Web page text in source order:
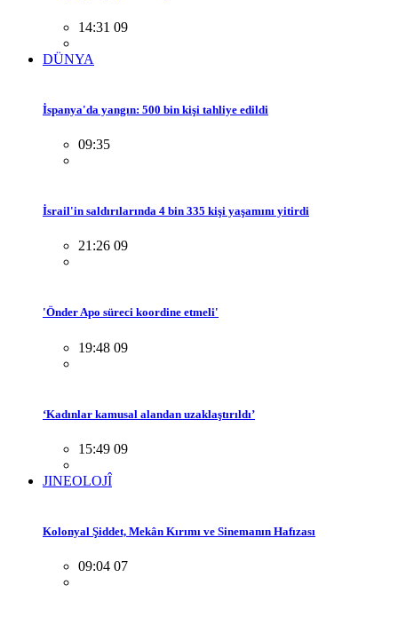
14:31 09
DÜNYA
İspanya'da yangın: 500 bin kişi tahliye edildi
09:35
İsrail'in saldırılarında 4 bin 335 kişi yaşamını yitirdi
21:26 09
'Önder Apo süreci koordine etmeli'
19:48 09
‘Kadınlar kamusal alandan uzaklaştırıldı’
15:49 09
JINEOLOJÎ
Kolonyal Şiddet, Mekân Kırımı ve Sinemanın Hafızası
09:04 07